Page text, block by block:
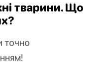
тварини. Що
точно